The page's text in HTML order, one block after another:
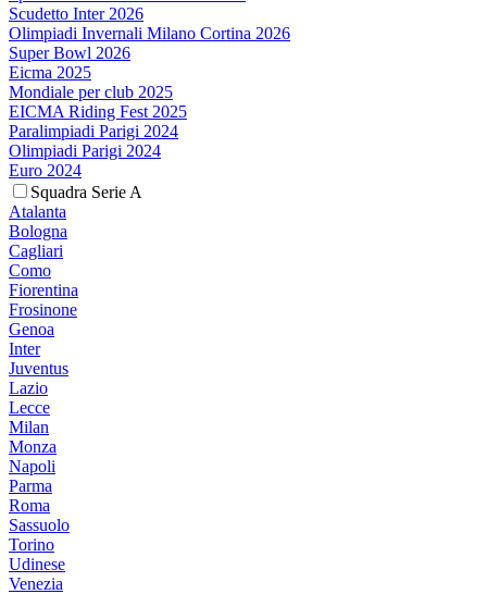
Scudetto Inter 2026
Olimpiadi Invernali Milano Cortina 2026
Super Bowl 2026
Eicma 2025
Mondiale per club 2025
EICMA Riding Fest 2025
Paralimpiadi Parigi 2024
Olimpiadi Parigi 2024
Euro 2024
Squadra Serie A
Atalanta
Bologna
Cagliari
Como
Fiorentina
Frosinone
Genoa
Inter
Juventus
Lazio
Lecce
Milan
Monza
Napoli
Parma
Roma
Sassuolo
Torino
Udinese
Venezia